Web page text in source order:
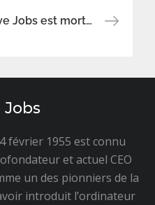
Jobs est mort…
Jobs
février 1955 est connu
et actuel CEO
un des pionniers de la
introduit l’ordinateur